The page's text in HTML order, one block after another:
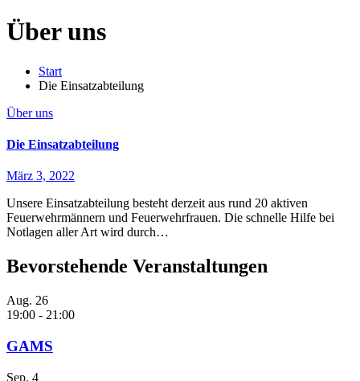
Über uns
Start
Die Einsatzabteilung
Über uns
Die Einsatzabteilung
März 3, 2022
Unsere Einsatzabteilung besteht derzeit aus rund 20 aktiven
Feuerwehrmännern und Feuerwehrfrauen. Die schnelle Hilfe bei
Notlagen aller Art wird durch…
Bevorstehende Veranstaltungen
Aug. 26
19:00 - 21:00
GAMS
Sep. 4